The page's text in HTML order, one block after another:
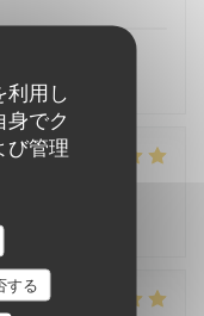
利用し
身でク
び管理
する